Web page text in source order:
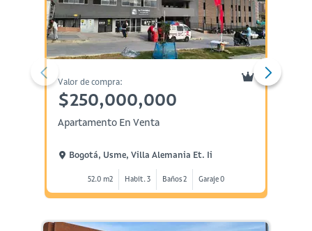
Valor de compra:
$250,000,000
Apartamento En Venta
Bogotá, Usme, Villa Alemania Et. Ii
52.0 m2 Habit. 3 Baños 2 Garaje 0
Valor